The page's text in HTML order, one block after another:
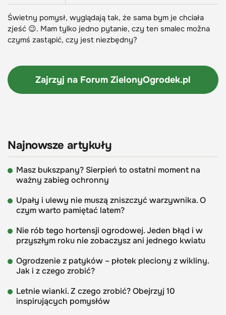
Świetny pomysł, wyglądają tak, że sama bym je chciała
zjeść 😉. Mam tylko jedno pytanie, czy ten smalec možna
czymś zastąpić, czy jest niezbędny?
Zajrzyj na Forum ZielonyOgrodek.pl
Najnowsze artykuły
Masz bukszpany? Sierpień to ostatni moment na
ważny zabieg ochronny
Upały i ulewy nie muszą zniszczyć warzywnika. O
czym warto pamiętać latem?
Nie rób tego hortensji ogrodowej. Jeden błąd i w
przyszłym roku nie zobaczysz ani jednego kwiatu
Ogrodzenie z patyków – płotek pleciony z wikliny.
Jak i z czego zrobić?
Letnie wianki. Z czego zrobić? Obejrzyj 10
inspirujących pomysłów